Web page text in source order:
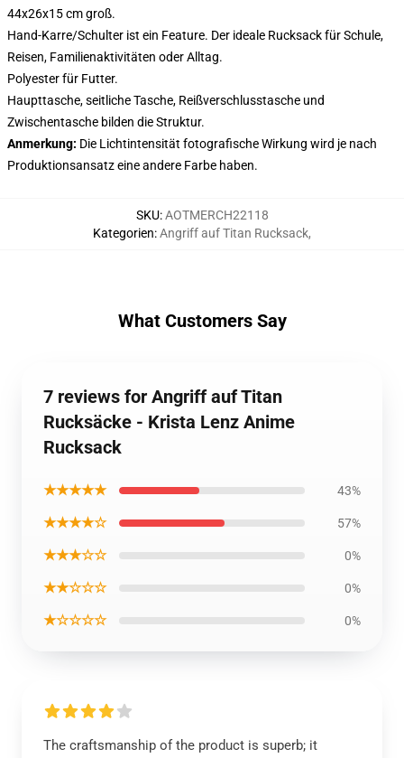
44x26x15 cm groß.
Hand-Karre/Schulter ist ein Feature. Der ideale Rucksack für Schule,
Reisen, Familienaktivitäten oder Alltag.
Polyester für Futter.
Haupttasche, seitliche Tasche, Reißverschlusstasche und
Zwischentasche bilden die Struktur.
Anmerkung: Die Lichtintensität fotografische Wirkung wird je nach
Produktionsansatz eine andere Farbe haben.
SKU:AOTMERCH22118
Kategorien:Angriff auf Titan Rucksack,
What Customers Say
7 reviews for Angriff auf Titan
Rucksäcke - Krista Lenz Anime
Rucksack
★★★★★ 43%
★★★★☆ 57%
★★★☆☆ 0%
★★☆☆☆ 0%
★☆☆☆☆ 0%
The craftsmanship of the product is superb; it